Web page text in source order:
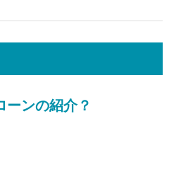
ーンの紹介？